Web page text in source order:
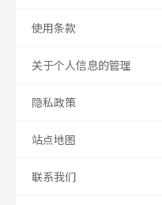
使用条款
关于个人信息的管理
隐私政策
站点地图
联系我们